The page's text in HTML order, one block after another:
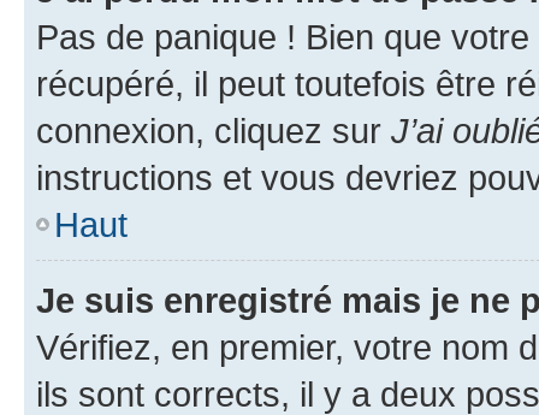
Pas de panique ! Bien que
récupéré, il peut toutefois être
connexion, cliquez sur J’ai
instructions et vous devriez
Haut
Je suis enregistré mais je ne
Vérifiez, en premier, votre nom
ils sont corrects, il y a deux